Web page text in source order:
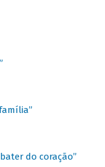
do coração”